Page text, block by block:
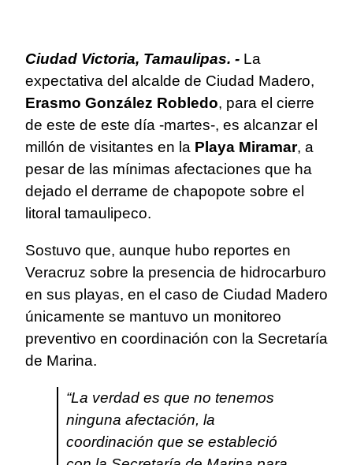
Ciudad Victoria, Tamaulipas. - La
expectativa del alcalde de Ciudad Madero,
Erasmo González Robledo, para el cierre
de este de este día -martes-, es alcanzar el
millón de visitantes en la Playa Miramar, a
pesar de las mínimas afectaciones que ha
dejado el derrame de chapopote sobre el
litoral tamaulipeco.
Sostuvo que, aunque hubo reportes en
Veracruz sobre la presencia de hidrocarburo
en sus playas, en el caso de Ciudad Madero
únicamente se mantuvo un monitoreo
preventivo en coordinación con la Secretaría
de Marina.
“La verdad es que no tenemos
ninguna afectación, la
coordinación que se estableció